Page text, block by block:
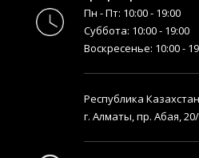
Пн - Пт: 10:00 - 19:00
Суббота: 10:00 - 19:00
Воскресенье: 10:00 -
Республика
г. Алматы, пр. Абая,